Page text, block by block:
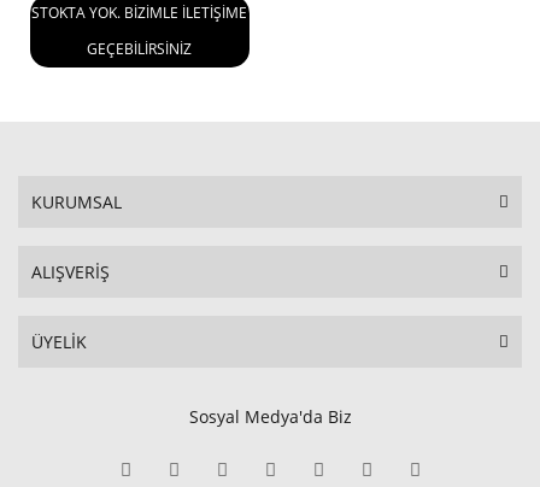
STOKTA YOK. BİZİMLE İLETİŞİME
GEÇEBİLİRSİNİZ
KURUMSAL
ALIŞVERİŞ
ÜYELİK
Sosyal Medya'da Biz